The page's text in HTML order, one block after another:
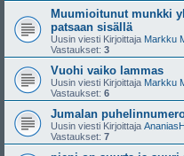
Muumioitunut munkki
patsaan sisällä
Uusin viesti Kirjoittaja Markku
Vastaukset: 3
Vuohi vaiko lammas
Uusin viesti Kirjoittaja Markku
Vastaukset: 6
Jumalan
Uusin viesti Kirjoittaja
Vastaukset: 7